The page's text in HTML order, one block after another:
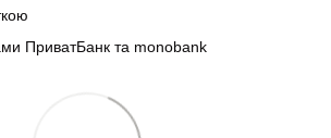
ПриватБанк та monobank